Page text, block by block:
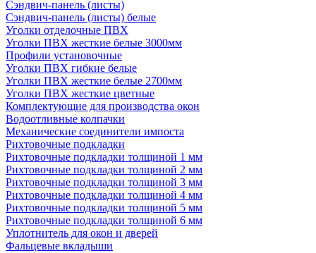
Сэндвич-панель (листы)
Сэндвич-панель (листы) белые
Уголки отделочные ПВХ
Уголки ПВХ жесткие белые 3000мм
Профили установочные
Уголки ПВХ гибкие белые
Уголки ПВХ жесткие белые 2700мм
Уголки ПВХ жесткие цветные
Комплектующие для производства окон
Водоотливные колпачки
Механические соединители импоста
Рихтовочные подкладки
Рихтовочные подкладки толщиной 1 мм
Рихтовочные подкладки толщиной 2 мм
Рихтовочные подкладки толщиной 3 мм
Рихтовочные подкладки толщиной 4 мм
Рихтовочные подкладки толщиной 5 мм
Рихтовочные подкладки толщиной 6 мм
Уплотнитель для окон и дверей
Фальцевые вкладыши